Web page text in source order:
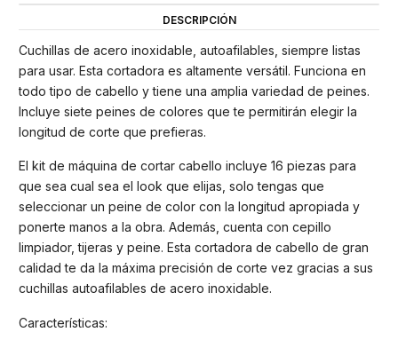
DESCRIPCIÓN
Cuchillas de acero inoxidable, autoafilables, siempre listas
para usar. Esta cortadora es altamente versátil. Funciona en
todo tipo de cabello y tiene una amplia variedad de peines.
Incluye siete peines de colores que te permitirán elegir la
longitud de corte que prefieras.
El kit de máquina de cortar cabello incluye 16 piezas para
que sea cual sea el look que elijas, solo tengas que
seleccionar un peine de color con la longitud apropiada y
ponerte manos a la obra. Además, cuenta con cepillo
limpiador, tijeras y peine. Esta cortadora de cabello de gran
calidad te da la máxima precisión de corte vez gracias a sus
cuchillas autoafilables de acero inoxidable.
Características: